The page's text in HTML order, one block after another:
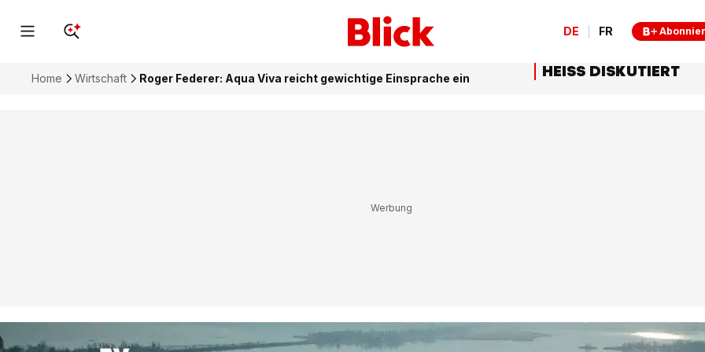
DE FR
Home Wirtschaft Roger Federer: Aqua Viva reicht gewichtige Einsprache ein HEISS DISKUTIERT